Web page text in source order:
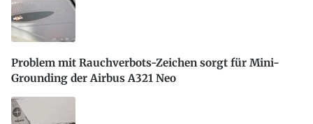
Problem mit Rauchverbots-Zeichen sorgt für Mini-
Grounding der Airbus A321 Neo